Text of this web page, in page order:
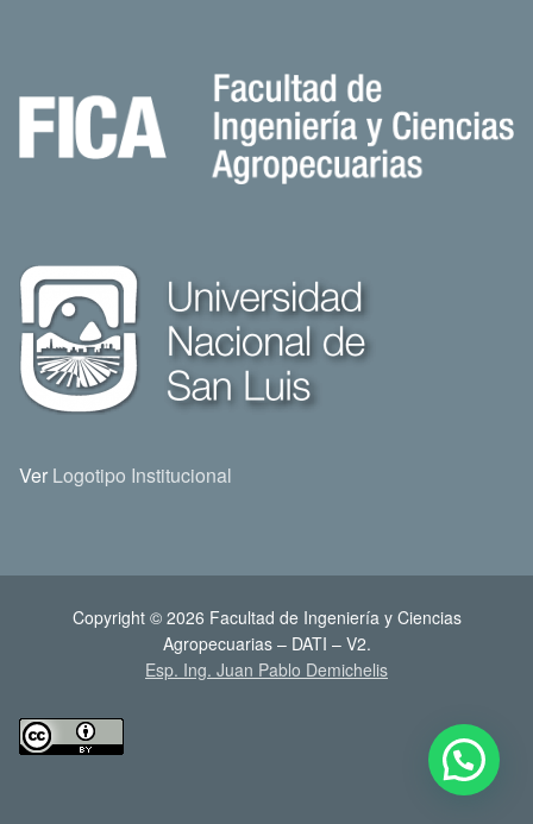
Ver Logotipo Institucional
Copyright © 2026 Facultad de Ingeniería y Ciencias
Agropecuarias – DATI – V2.
Esp. Ing. Juan Pablo Demichelis